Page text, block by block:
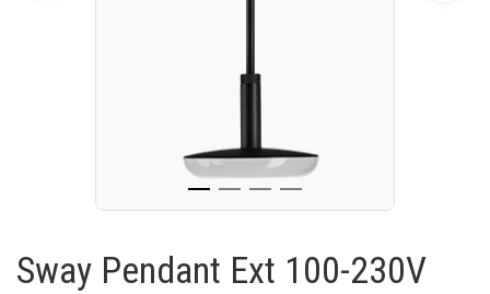
Sway Pendant Ext 100-230V